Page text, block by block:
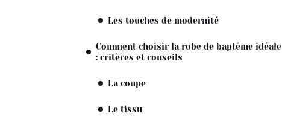
Les touches de modernité
Comment choisir la robe de baptême idéale
: critères et conseils
La coupe
Le tissu